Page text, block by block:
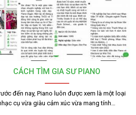
CÁCH TÌM GIA SƯ PIANO
đến nay, Piano luôn được xem là một loại
cụ vừa giàu cảm xúc vừa mang tính…